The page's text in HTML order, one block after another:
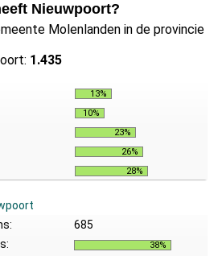
Nieuwpoort?
Molenlanden in de provincie
1.435
13%
10%
23%
26%
28%
685
38%